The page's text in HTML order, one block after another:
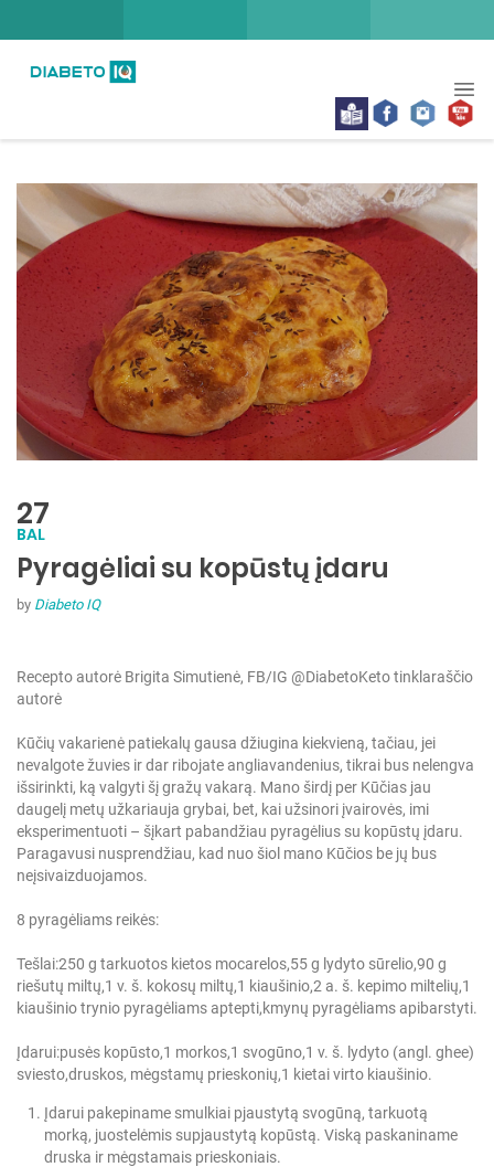
27
BAL
Pyragėliai su kopūstų įdaru
by Diabeto IQ
Recepto autorė Brigita Simutienė, FB/IG @DiabetoKeto tinklaraščio
autorė
Kūčių vakarienė patiekalų gausa džiugina kiekvieną, tačiau, jei
nevalgote žuvies ir dar ribojate angliavandenius, tikrai bus nelengva
išsirinkti, ką valgyti šį gražų vakarą. Mano širdį per Kūčias jau
daugelį metų užkariauja grybai, bet, kai užsinori įvairovės, imi
eksperimentuoti – šįkart pabandžiau pyragėlius su kopūstų įdaru.
Paragavusi nusprendžiau, kad nuo šiol mano Kūčios be jų bus
neįsivaizduojamos.
8 pyragėliams reikės:
Tešlai:250 g tarkuotos kietos mocarelos,55 g lydyto sūrelio,90 g
riešutų miltų,1 v. š. kokosų miltų,1 kiaušinio,2 a. š. kepimo miltelių,1
kiaušinio trynio pyragėliams aptepti,kmynų pyragėliams apibarstyti.
Įdarui:pusės kopūsto,1 morkos,1 svogūno,1 v. š. lydyto (angl. ghee)
sviesto,druskos, mėgstamų prieskonių,1 kietai virto kiaušinio.
Įdarui pakepiname smulkiai pjaustytą svogūną, tarkuotą
morką, juostelėmis supjaustytą kopūstą. Viską paskaniname
druska ir mėgstamais prieskoniais.